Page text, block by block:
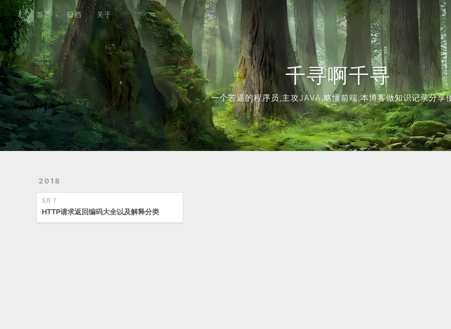
千寻啊千寻
一个苦逼的程序员,主攻JAVA,略懂前端,本博客做知识记录分享
首页 归档 关于
2018
5月 7
HTTP请求返回编码大全以及解释分类
首页 归档 关于